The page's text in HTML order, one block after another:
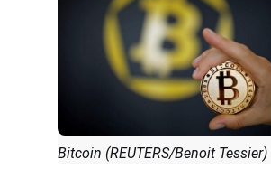
Bitcoin (REUTERS/Benoit Tessier)